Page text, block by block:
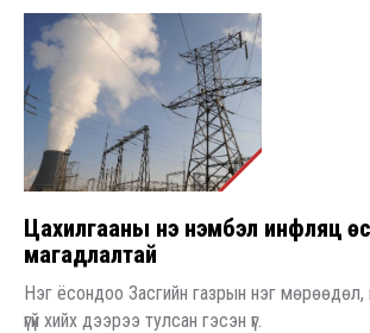
​Цахилгааны үнэ нэмбэл инфляц
магадлалтай
Нэг ёсондоо Засгийн газрын нэг
үгүй хийх дээрээ тулсан гэсэн үг.